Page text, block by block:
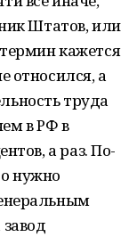
Штатов, или
кажется
относился, а
труда
в РФ в
а раз. По-
нужно